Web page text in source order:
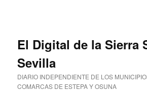
El Digital de la Sierra
Sevilla
DIARIO INDEPENDIENTE DE LOS
COMARCAS DE ESTEPA Y OSUNA